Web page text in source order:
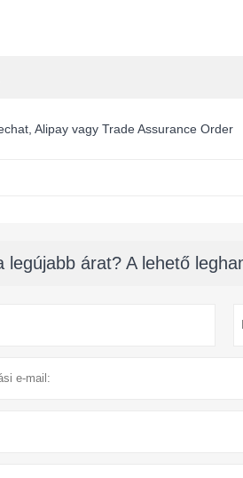
Alipay vagy Trade Assurance Order
legújabb árat? A lehető